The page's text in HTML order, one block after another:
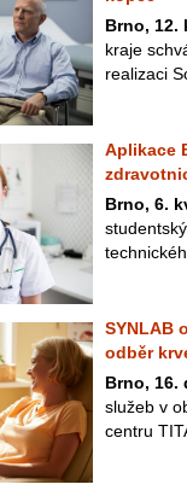
Brno, 12.
kraje
realizaci
Aplikace
Brno, 6.
SYNLAB
odběr
Brno, 16.
služeb v
centru